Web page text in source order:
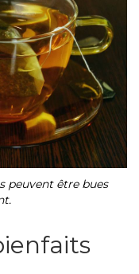
peuvent être bues